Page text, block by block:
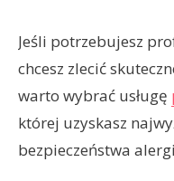
Jeśli potrzebujesz
chcesz zlecić
warto wybrać usługę
której uzyskasz
bezpieczeństwa